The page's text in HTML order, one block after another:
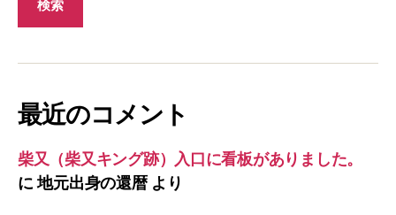
最近のコメント
柴又（柴又キング跡）入口に看板がありました。
に地元出身の還暦より